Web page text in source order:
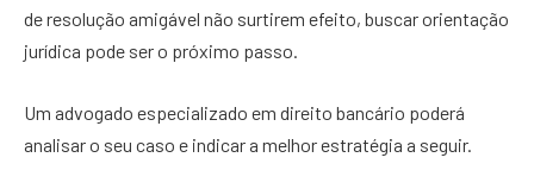
de resolução amigável não surtirem efeito, buscar orientação
jurídica pode ser o próximo passo.
Um advogado especializado em direito bancário poderá
analisar o seu caso e indicar a melhor estratégia a seguir.